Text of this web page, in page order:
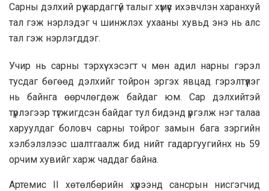
Сарны дэлхий рүү хардаггүй талыг хүмүүс ихэвчлэн харанхуй
тал гэж нэрлэдэг ч шинжлэх ухааны хувьд энэ нь алс
тал гэж нэрлэгддэг.
Учир нь сарны тэрхүү хэсэгт ч мөн адил нарны гэрэл
тусдаг бөгөөд дэлхийг тойрон эргэх явцад гэрэлтүүлэг
нь байнга өөрчлөгдөж байдаг юм. Сар дэлхийтэй
түрлэгээр түгжигдсэн байдаг тул бидэнд үргэлж нэг талаа
харуулдаг боловч сарны тойрог замын бага зэргийн
хэлбэлзлээс шалтгаалж бид нийт гадаргуугийнх нь 59
орчим хувийг харж чаддаг байна.
Артемис II хөтөлбөрийн хүрээнд сансрын нисгэгчид